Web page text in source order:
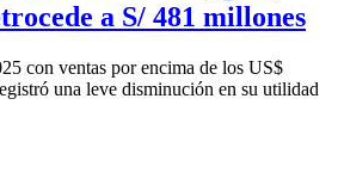
a S/ 481 millones
con ventas por encima de los US$
una leve disminución en su utilidad